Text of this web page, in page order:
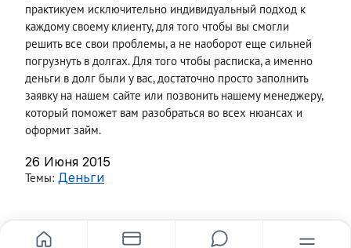
практикуем исключительно индивидуальный подход к
каждому своему клиенту, для того чтобы вы смогли
решить все свои проблемы, а не наоборот еще сильней
погрузнуть в долгах. Для того чтобы расписка, а именно
деньги в долг были у вас, достаточно просто заполнить
заявку на нашем сайте или позвонить нашему менеджеру,
который поможет вам разобраться во всех нюансах и
оформит займ.
26 Июня 2015
Темы: Деньги